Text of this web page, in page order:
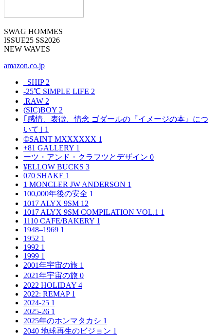
SWAG HOMMES
ISSUE25 SS2026
NEW WAVES
amazon.co.jp
_SHIP 2
-25℃ SIMPLE LIFE 2
.RAW 2
(SIC)BOY 2
｢感情、表徴、情念 ゴダールの『イメージの本』につ
いて｣ 1
©SAINT MXXXXXX 1
+81 GALLERY 1
ーツ・アンド・クラフツとデザイン 0
¥ELLOW BUCKS 3
070 SHAKE 1
1 MONCLER JW ANDERSON 1
100,000年後の安全 1
1017 ALYX 9SM 12
1017 ALYX 9SM COMPILATION VOL.1 1
1110 CAFE/BAKERY 1
1948–1969 1
1952 1
1992 1
1999 1
2001年宇宙の旅 1
2021年宇宙の旅 0
2022 HOLIDAY 4
2022: REMAP 1
2024-25 1
2025-26 1
2025年のホンマタカシ 1
2040 地球再生のビジョン 1